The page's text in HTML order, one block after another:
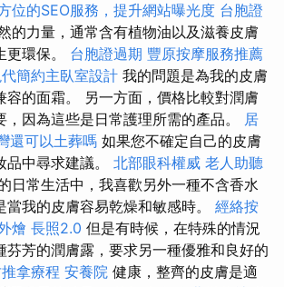
位的SEO服務，提升網站曝光度 台胞證
的力量，通常含有植物油以及滋養皮膚
更環保。 台胞證過期 豐原按摩服務推薦
簡約主臥室設計 我的問題是為我的皮膚
容的面霜。 另一方面，價格比較對潤膚
，因為這些是日常護理所需的產品。 居
還可以土葬嗎 如果您不確定自己的皮膚
中尋求建議。 北部眼科權威 老人助聽
日常生活中，我喜歡另外一種不含香水
當我的皮膚容易乾燥和敏感時。 經絡按
燴 長照2.0 但是有時候，在特殊的情況
芬芳的潤膚露，要求另一種優雅和良好的
拿療程 安養院 健康，整齊的皮膚是適